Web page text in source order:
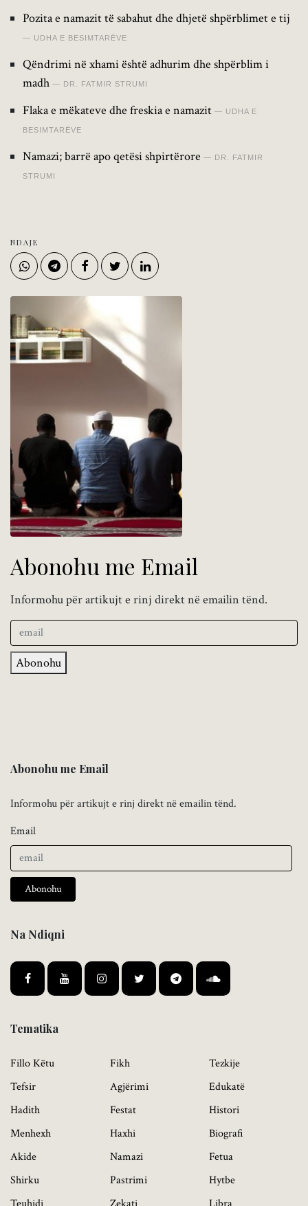
Pozita e namazit të sabahut dhe dhjetë shpërblimet e tij
UDHA E BESIMTARËVE
Qëndrimi në xhami është adhurim dhe shpërblim i
madh
DR. FATMIR STRUMI
Flaka e mëkateve dhe freskia e namazit UDHA E
BESIMTARËVE
Namazi; barrë apo qetësi shpirtërore DR. FATMIR
STRUMI
NDAJE
Abonohu me Email
Informohu për artikujt e rinj direkt në emailin tënd.
Abonohu
Abonohu me Email
Informohu për artikujt e rinj direkt në emailin tënd.
Email
Abonohu
Na Ndiqni
Tematika
Fillo Këtu
Tefsir
Hadith
Menhexh
Akide
Shirku
Fikh
Agjërimi
Festat
Haxhi
Namazi
Pastrimi
Tezkije
Edukatë
Histori
Biografi
Fetua
Hytbe